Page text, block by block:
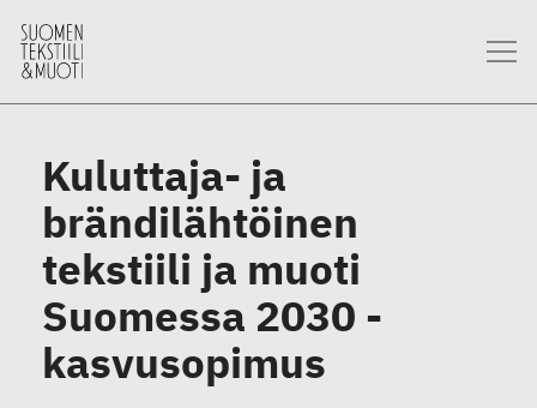
Kuluttaja- ja
brändilähtöinen
tekstiili ja muoti
Suomessa 2030 -
kasvusopimus